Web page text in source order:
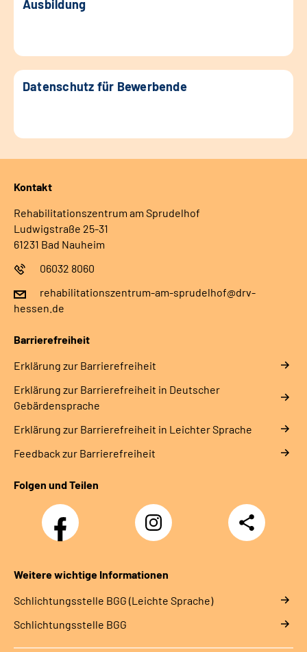
Ausbildung
Datenschutz für Bewerbende
Kontakt
Rehabilitationszentrum am Sprudelhof
Ludwigstraße 25-31
61231 Bad Nauheim
06032 8060
rehabilitationszentrum-am-sprudelhof@drv-
hessen.de
Barrierefreiheit
Erklärung zur Barrierefreiheit
Erklärung zur Barrierefreiheit in Deutscher
Gebärdensprache
Erklärung zur Barrierefreiheit in Leichter Sprache
Feedback zur Barrierefreiheit
Folgen und Teilen
Facebook-
Kanal
des
Sprudelhof
Instagram-
Kanal
des
Sprudelhof
Teilen
Weitere wichtige Informationen
Schlich­tungs­stel­le BGG (Leichte Sprache)
Schlich­tungs­stel­le BGG